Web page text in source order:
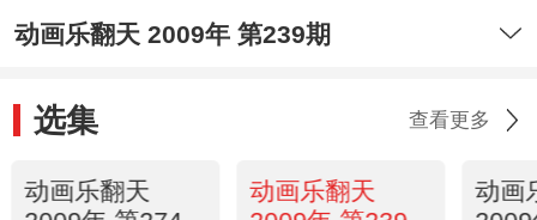
动画乐翻天 2009年 第239期
选集 查看更多
动画乐翻天
动画乐翻天
动画